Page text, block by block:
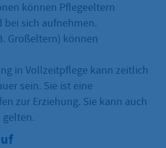
können Pflegeeltern
sich aufnehmen.
Großeltern) können
in Vollzeitpflege kann zeitlich
sein. Sie ist eine
zur Erziehung. Sie kann auch
gelten.